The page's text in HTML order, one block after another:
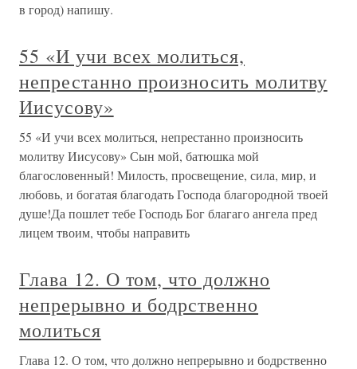
в город) напишу.
55 «И учи всех молиться,
непрестанно произносить молитву
Иисусову»
55 «И учи всех молиться, непрестанно произносить
молитву Иисусову» Сын мой, батюшка мой
благословенный! Милость, просвещение, сила, мир, и
любовь, и богатая благодать Господа благородной твоей
душе!Да пошлет тебе Господь Бог благаго ангела пред
лицем твоим, чтобы направить
Глава 12. О том, что должно
непрерывно и бодрственно
молиться
Глава 12. О том, что должно непрерывно и бодрственно